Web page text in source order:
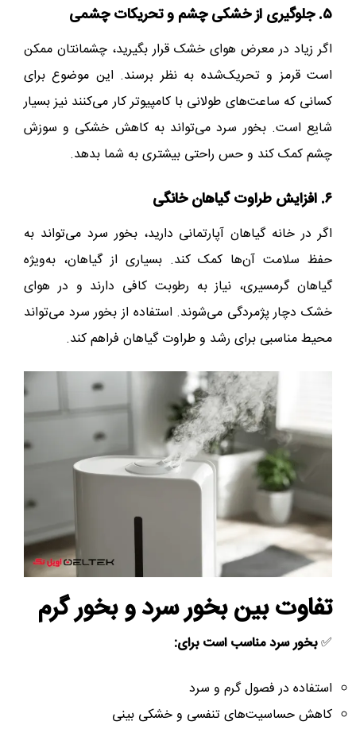
۵. جلوگیری از خشکی چشم و تحریکات چشمی
اگر زیاد در معرض هوای خشک قرار بگیرید، چشمانتان ممکن
است قرمز و تحریک‌شده به نظر برسند. این موضوع برای
کسانی که ساعت‌های طولانی با کامپیوتر کار می‌کنند نیز بسیار
شایع است. بخور سرد می‌تواند به کاهش خشکی و سوزش
چشم کمک کند و حس راحتی بیشتری به شما بدهد.
۶. افزایش طراوت گیاهان خانگی
اگر در خانه گیاهان آپارتمانی دارید، بخور سرد می‌تواند به
حفظ سلامت آن‌ها کمک کند. بسیاری از گیاهان، به‌ویژه
گیاهان گرمسیری، نیاز به رطوبت کافی دارند و در هوای
خشک دچار پژمردگی می‌شوند. استفاده از بخور سرد می‌تواند
محیط مناسبی برای رشد و طراوت گیاهان فراهم کند.
تفاوت بین بخور سرد و بخور گرم
✅بخور سرد مناسب است برای:
استفاده در فصول گرم و سرد
کاهش حساسیت‌های تنفسی و خشکی بینی